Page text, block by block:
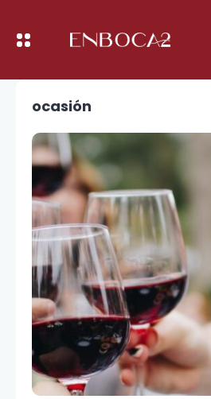
ocasión